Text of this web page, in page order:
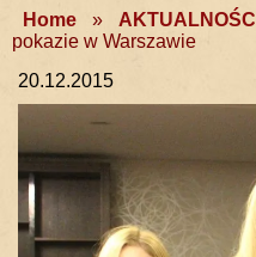
Home » AKTUALNOŚCI
pokazie w Warszawie
20.12.2015